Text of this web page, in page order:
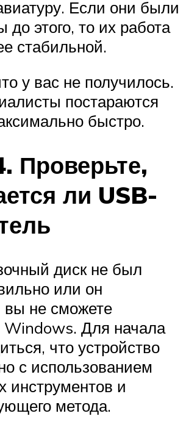
Если они были
до этого, то их работа
стабильной.
у вас не получилось.
постараются
быстро.
Проверьте,
ли USB-
диск не был
или он
вы не сможете
Windows. Для начала
что устройство
с использованием
инструментов и
метода.